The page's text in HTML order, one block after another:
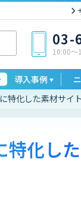
03-
10:00〜
導入事例
特化した素材サイ
特化し